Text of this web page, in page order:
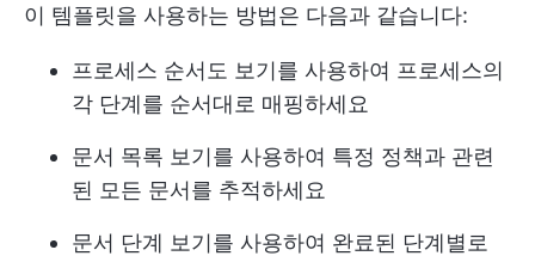
이 템플릿을 사용하는 방법은 다음과 같습니다:
프로세스 순서도 보기를 사용하여 프로세스의
각 단계를 순서대로 매핑하세요
문서 목록 보기를 사용하여 특정 정책과 관련
된 모든 문서를 추적하세요
문서 단계 보기를 사용하여 완료된 단계별로